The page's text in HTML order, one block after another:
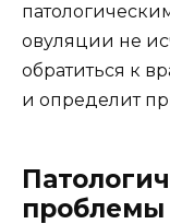
овуляции не
обратиться к
и определит
проблемы